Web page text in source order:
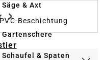
Säge & Axt
Gartenschere
Schaufel & Spaten
Beschichtung